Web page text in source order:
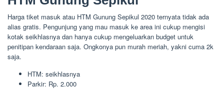
Harga tiket masuk atau HTM Gunung Sepikul 2020 ternyata tidak ada
alias gratis. Pengunjung yang mau masuk ke area ini cukup mengisi
kotak seikhlasnya dan hanya cukup mengeluarkan budget untuk
penitipan kendaraan saja. Ongkonya pun murah meriah, yakni cuma 2k
saja.
HTM: seikhlasnya
Parkir: Rp. 2.000